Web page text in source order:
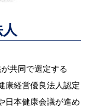
共同で選定する
康経営優良法人認定
日本健康会議が進め